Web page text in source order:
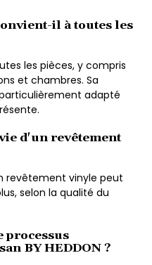
il à toutes les
les pièces, y compris
et chambres. Sa
adapté
d'un revêtement
revêtement vinyle peut
selon la qualité du
processus
BY HEDDON ?